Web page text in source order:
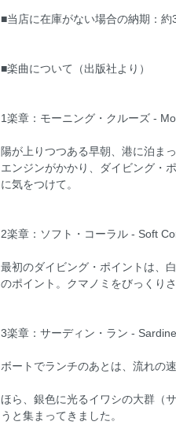
■当店に在庫がない場合の納期：
■楽曲について（出版社より）
1楽章：モーニング・クルーズ -
陽が上りつつある早朝、港に泊ま
エンジンがかかり、ダイビング・
に気をつけて。
2楽章：ソフト・コーラル - Soft
最初のダイビング・ポイントは、
のポイント。クマノミをびっくり
3楽章：サーディン・ラン -
ボートでランチのあとは、流れの
ほら、銀色に光るイワシの大群（
うと集まってきました。